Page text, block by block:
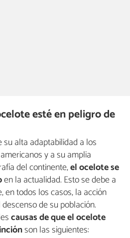
esté en peligro de
alta adaptabilidad a los
y a su amplia
del continente,el ocelote se
en la actualidad. Esto se debe a
en todos los casos, la acción
de su población.
causas de que el ocelote
son las siguientes: